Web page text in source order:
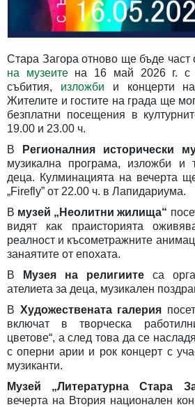
Стара Загора отново ще бъде част
на музеитена 16 май 2026 г. с
събития, изложби и концерти
Жителите и гостите на града ще
безплатни посещения в
19.00 и 23.00 ч.
В
Регионалния исторически
музикална програма, изложби и
деца. Кулминацията на вечерта
„Firefly” от 22.00 ч. в Лапидариума.
В музей „Неолитни жилища“
видят как праисторията
реалност и късометражните
занаятите от епохата.
В
Музея на религиите са
ателиета за деца, музикален
В Художествената галерия
включат в творческа
цветове“, а след това да се
с оперни арии и рок концерт с
музиканти.
Музей „Литературна Стара
вечерта на Втория национален